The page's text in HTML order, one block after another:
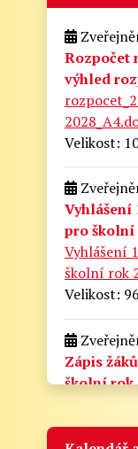
Rozpočet
výhled
Velikost:
pro školní
Vyhlášení
školní rok
Velikost:
Zápis
školní rok
Velikost: